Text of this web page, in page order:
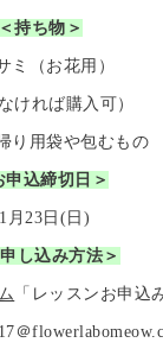
＜持ち物＞
ミ（お花用）
ければ購入可）
り用袋や包むもの
申込締切日＞
月23日(日)
し込み方法＞
「レッスンお申込
＠